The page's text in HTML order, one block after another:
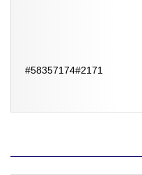
#58357174#2171